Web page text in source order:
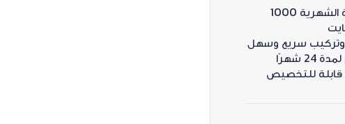
السعة الشهرية 1000
وتركيب سريع وسهل
24 شهرًا
للتخصيص